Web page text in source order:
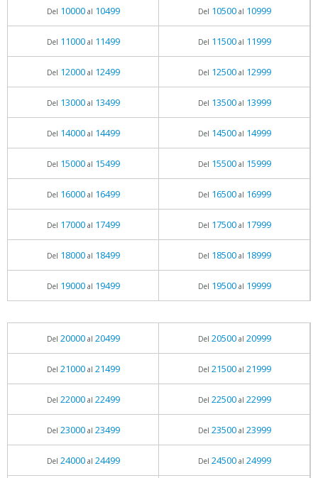
Del 10000al 10499 Del 10500al 10999
Del 11000al 11499 Del 11500al 11999
Del 12000al 12499 Del 12500al 12999
Del 13000al 13499 Del 13500al 13999
Del 14000al 14499 Del 14500al 14999
Del 15000al 15499 Del 15500al 15999
Del 16000al 16499 Del 16500al 16999
Del 17000al 17499 Del 17500al 17999
Del 18000al 18499 Del 18500al 18999
Del 19000al 19499 Del 19500al 19999
Del 20000al 20499 Del 20500al 20999
Del 21000al 21499 Del 21500al 21999
Del 22000al 22499 Del 22500al 22999
Del 23000al 23499 Del 23500al 23999
Del 24000al 24499 Del 24500al 24999